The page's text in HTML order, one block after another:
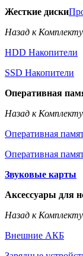
Жесткие диски
Назад к
HDD Накопители
SSD Накопители
Оперативная
Назад к
Оперативная
Оперативная
Звуковые карты
Аксессуары для
Назад к
Внешние АКБ